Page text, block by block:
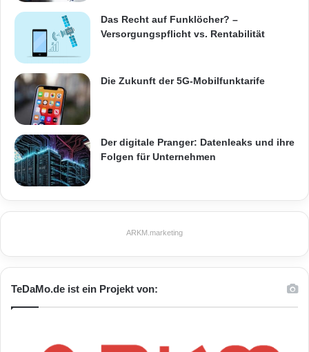
Das Recht auf Funklöcher? –
Versorgungspflicht vs. Rentabilität
Die Zukunft der 5G-Mobilfunktarife
Der digitale Pranger: Datenleaks und ihre
Folgen für Unternehmen
ARKM.marketing
TeDaMo.de ist ein Projekt von: